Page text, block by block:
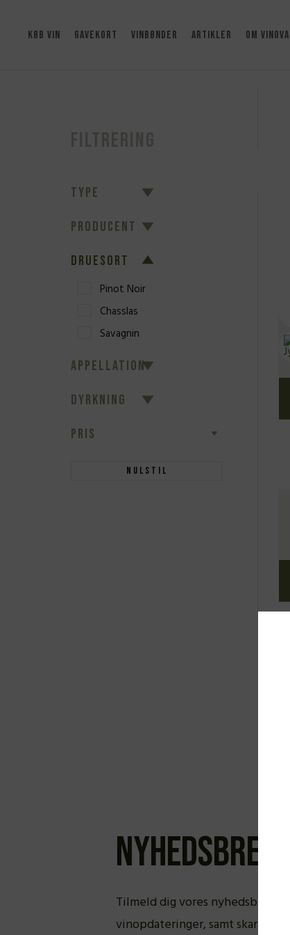
KØB VIN GAVEKORT VINBØNDER ARTIKLER OM VINOVA
TYPE
PRODUCENT
DRUESORT
Pinot Noir
Chasslas
Savagnin
APPELLATION
DYRKNING
PRIS
Nulstil
Nyhedsbrev
Tilmeld dig vores nyhedsbrev
vinopdateringer, samt skarpe